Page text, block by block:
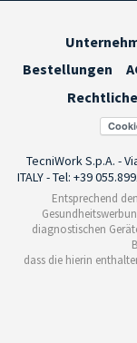
Bestellungen
TecniWork S.p.A. -
ITALY - Tel: +39
Entsprechend
diagnostischen
dass die hierin